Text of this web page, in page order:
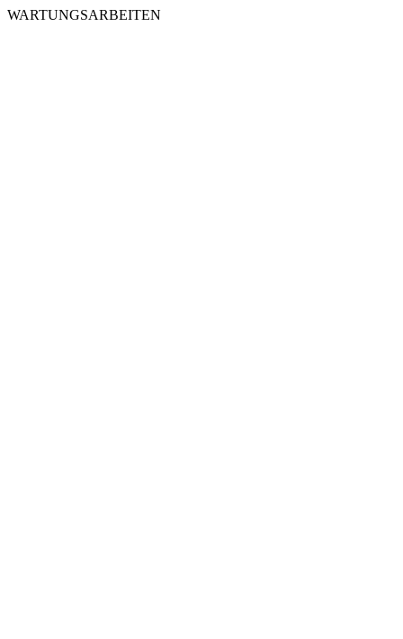
WARTUNGSARBEITEN